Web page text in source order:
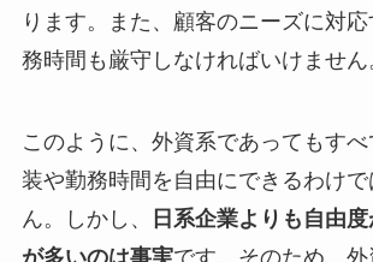
ります。また、顧客のニーズに対
務時間も厳守しなければいけません
このように、外資系であってもす
装や勤務時間を自由にできるわけ
ん。しかし、
日系企業よりも自由